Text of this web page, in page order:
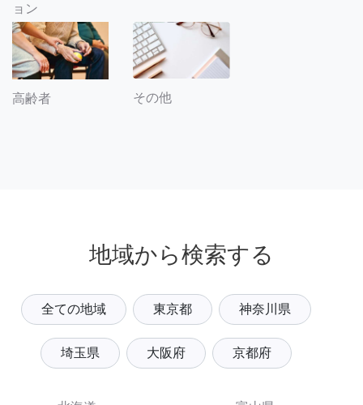
ョン
高齢者 その他
地域から検索する
全ての地域 東京都 神奈川県
埼玉県 大阪府 京都府